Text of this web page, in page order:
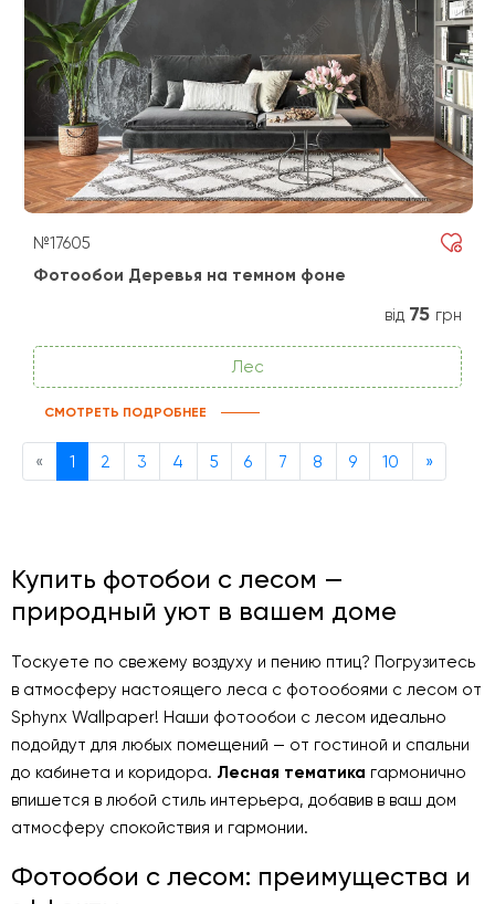
№17605
Фотообои Деревья на темном фоне
від 75 грн
Лес
СМОТРЕТЬ ПОДРОБНЕЕ
« Previous
1 2 3 4 5 6 7 8 9 10 »Next
Купить фотобои с лесом —
природный уют в вашем доме
Тоскуете по свежему воздуху и пению птиц? Погрузитесь
в атмосферу настоящего леса с фотообоями с лесом от
Sphynx Wallpaper! Наши фотообои с лесом идеально
подойдут для любых помещений — от гостиной и спальни
до кабинета и коридора. Лесная тематика гармонично
впишется в любой стиль интерьера, добавив в ваш дом
атмосферу спокойствия и гармонии.
Фотообои с лесом: преимущества и